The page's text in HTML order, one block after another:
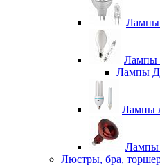
Лампы
Лампы
Лампы
Лампы
Лампы
Люстры, бра,